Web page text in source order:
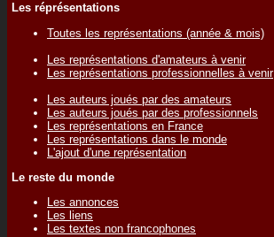
Les réprésentations
Toutes les représentations (année & mois)
Les représentations d'amateurs à venir
Les représentations professionnelles à venir
Les auteurs joués par des amateurs
Les auteurs joués par des professionnels
Les représentations en France
Les représentations dans le monde
L'ajout d'une représentation
Le reste du monde
Les annonces
Les liens
Les textes non francophones